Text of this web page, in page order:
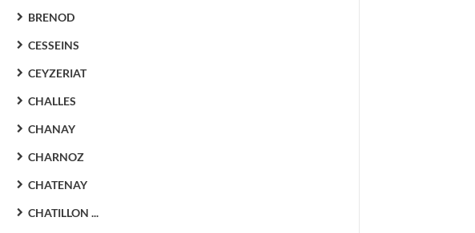
BRENOD
CESSEINS
CEYZERIAT
CHALLES
CHANAY
CHARNOZ
CHATENAY
CHATILLON ...